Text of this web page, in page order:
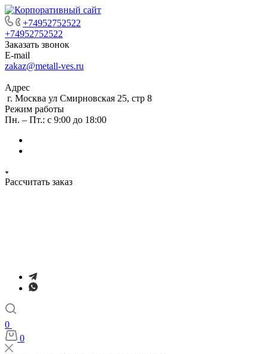
+74952752522
+74952752522
Заказать звонок
E-mail
zakaz@metall-ves.ru
Адрес
г. Москва ул Смирновская 25, стр 8
Режим работы
Пн. – Пт.: с 9:00 до 18:00
Рассчитать заказ
0
0